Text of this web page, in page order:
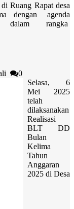
Ruang Rapat desa
dengan agenda
dalam rangka
0
Selasa, 6
Mei 2025
telah
dilaksanakan
Realisasi
BLT DD
Bulan
Kelima
Tahun
Anggaran
2025 di Desa